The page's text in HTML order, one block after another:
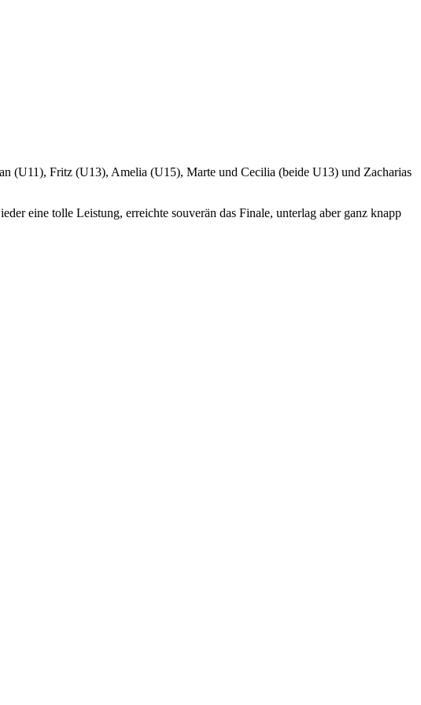
(U11), Fritz (U13), Amelia (U15), Marte und Cecilia (beide U13) und Zacharias
eine tolle Leistung, erreichte souverän das Finale, unterlag aber ganz knapp